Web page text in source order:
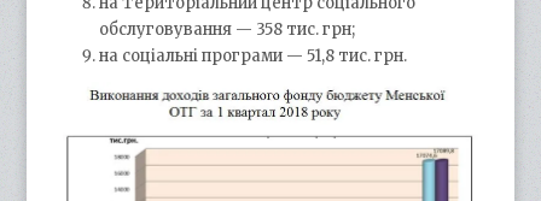
обслуговування — 358 тис. грн;
на соціальні програми — 51,8 тис. грн.